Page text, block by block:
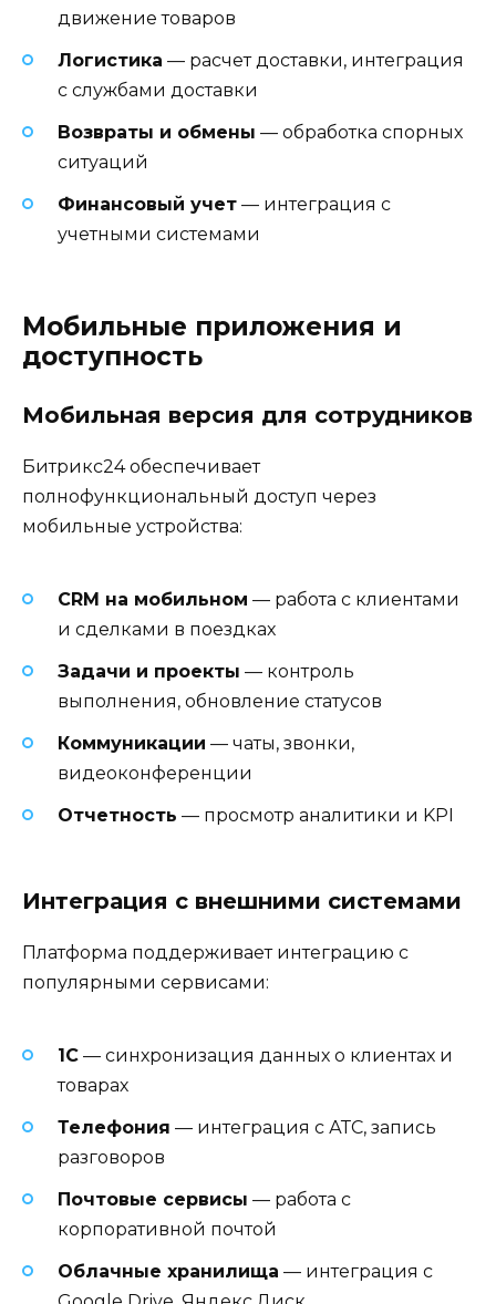
движение товаров
Логистика — расчет доставки, интеграция
с службами доставки
Возвраты и обмены — обработка спорных
ситуаций
Финансовый учет — интеграция с
учетными системами
Мобильные приложения и
доступность
Мобильная версия для сотрудников
Битрикс24 обеспечивает
полнофункциональный доступ через
мобильные устройства:
CRM на мобильном — работа с клиентами
и сделками в поездках
Задачи и проекты — контроль
выполнения, обновление статусов
Коммуникации — чаты, звонки,
видеоконференции
Отчетность — просмотр аналитики и KPI
Интеграция с внешними системами
Платформа поддерживает интеграцию с
популярными сервисами:
1С — синхронизация данных о клиентах и
товарах
Телефония — интеграция с АТС, запись
разговоров
Почтовые сервисы — работа с
корпоративной почтой
Облачные хранилища — интеграция с